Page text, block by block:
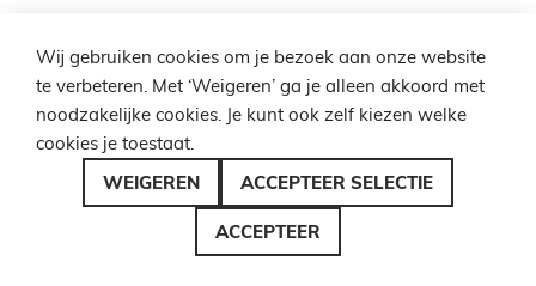
VeelLED tafellampen oplaadbaarzijn dimbaar. Dat is
handig om energie te besparen en de accuduur te verlengen.
Op een lage dimstand brandt de lamp vaak veel langer dan
op volle sterkte. Sommige modellen hebben touchbediening,
meerdere lichtstanden of instelbare kleurtemperatuur.
Wij gebruiken cookies om je bezoek aan onze website
te verbeteren. Met ‘Weigeren’ ga je alleen akkoord met
noodzakelijke cookies. Je kunt ook zelf kiezen welke
cookies je toestaat.
WEIGEREN
ACCEPTEER SELECTIE
ACCEPTEER